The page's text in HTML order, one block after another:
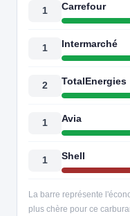
1 Carrefour
1 Intermarché
2 TotalEnergies
1 Avia
1 Shell
La barre représente
plus chère pour ce